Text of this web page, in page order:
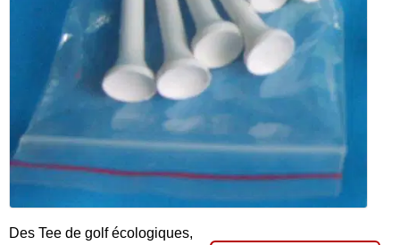
Des Tee de golf écologiques,